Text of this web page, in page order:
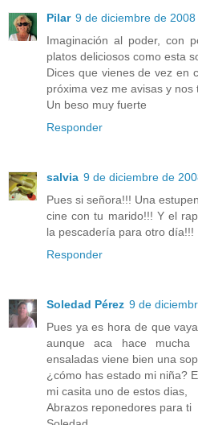
Pilar 9 de diciembre de 2008
Imaginación al poder, con
platos deliciosos como esta
Dices que vienes de vez en
próxima vez me avisas y nos
Un beso muy fuerte
Responder
salvia 9 de diciembre de
Pues si señora!!! Una
cine con tu marido!!! Y el
la pescadería para otro día!!!
Responder
Soledad Pérez 9 de
Pues ya es hora de que
aunque aca hace
ensaladas viene bien una
¿cómo has estado mi niña?
mi casita uno de estos dias,
Abrazos reponedores para ti